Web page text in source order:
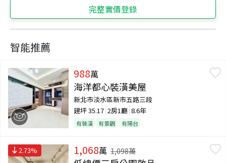
完整實價登錄
智能推薦
988萬
海洋都心裝潢美屋
新北市淡水區新市五路三段
建坪35.17 2房1廳 8.6年
有裝潢 有景觀 有陽台
2.73% 1,068萬 1,098萬